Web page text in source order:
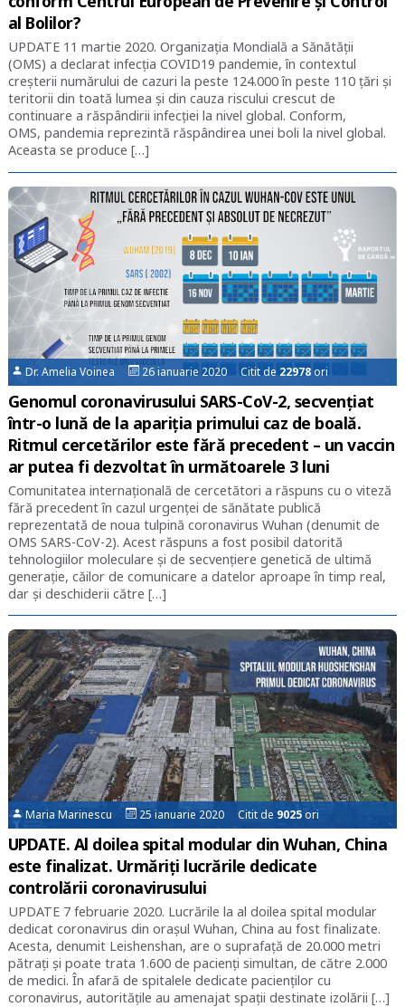
al Bolilor?
UPDATE 11 martie 2020. Organizația Mondială a Sănătății
(OMS) a declarat infecția COVID19 pandemie, în contextul
creșterii numărului de cazuri la peste 124.000 în peste 110 țări și
teritorii din toată lumea și din cauza riscului crescut de
continuare a răspândirii infecției la nivel global. Conform,
OMS, pandemia reprezintă răspândirea unei boli la nivel global.
Aceasta se produce […]
Dr. Amelia Voinea 26 ianuarie 2020 Citit de22978ori
Genomul coronavirusului SARS-CoV-2, secvențiat
într-o lună de la apariția primului caz de boală.
Ritmul cercetărilor este fără precedent – un vaccin
ar putea fi dezvoltat în următoarele 3 luni
Comunitatea internațională de cercetători a răspuns cu o viteză
fără precedent în cazul urgenței de sănătate publică
reprezentată de noua tulpină coronavirus Wuhan (denumit de
OMS SARS-CoV-2). Acest răspuns a fost posibil datorită
tehnologiilor moleculare și de secvențiere genetică de ultimă
generație, căilor de comunicare a datelor aproape în timp real,
dar și deschiderii către […]
Maria Marinescu 25 ianuarie 2020 Citit de 9025ori
UPDATE. Al doilea spital modular din Wuhan, China
este finalizat. Urmăriți lucrările dedicate
controlării coronavirusului
UPDATE 7 februarie 2020. Lucrările la al doilea spital modular
dedicat coronavirus din orașul Wuhan, China au fost finalizate.
Acesta, denumit Leishenshan, are o suprafață de 20.000 metri
pătrați și poate trata 1.600 de pacienți simultan, de către 2.000
de medici. În afară de spitalele dedicate pacienților cu
coronavirus, autoritățile au amenajat spații destinate izolării […]